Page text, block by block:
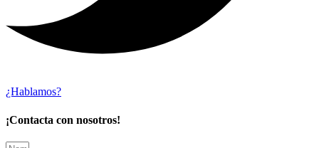
¿Hablamos?
¡Contacta con nosotros!